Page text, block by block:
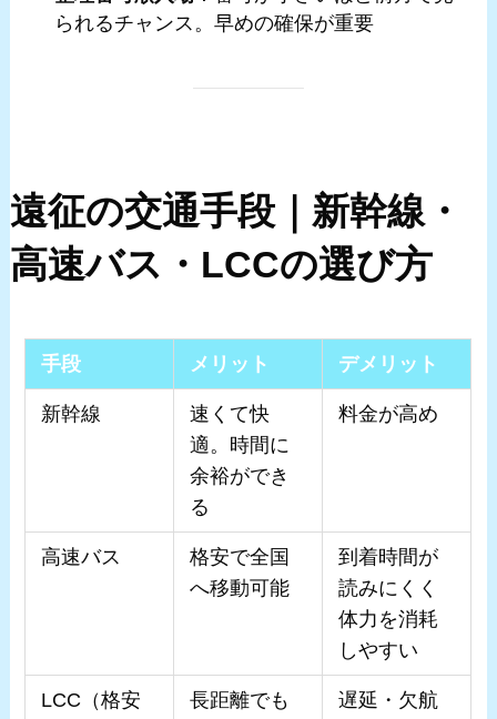
られるチャンス。早めの確保が重要
遠征の交通手段｜新幹線・
高速バス・LCCの選び方
手段 メリット デメリット
新幹線
速くて快
適。時間に
余裕ができ
る
料金が高め
高速バス
格安で全国
へ移動可能
到着時間が
読みにくく
体力を消耗
しやすい
LCC（格安
長距離でも
遅延・欠航